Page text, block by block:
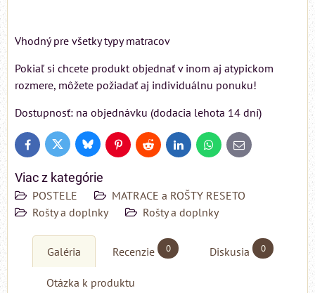
Vhodný pre všetky typy matracov
Pokiaľ si chcete produkt objednať v inom aj atypickom
rozmere, môžete požiadať aj individuálnu ponuku!
Dostupnosť: na objednávku (dodacia lehota 14 dní)
FacebookTwitter BlueskyPinterestReddit LinkedInWhatsApp
E-
mail
Viac z kategórie
POSTELE
MATRACE a ROŠTY RESETO
Rošty a doplnky
Rošty a doplnky
Galéria Recenzie 0 Diskusia 0
Otázka k produktu